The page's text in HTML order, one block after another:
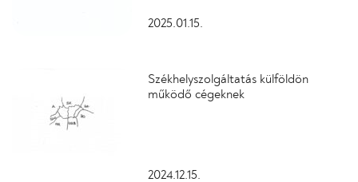
2025.01.15.
Székhelyszolgáltatás külföldön
működő cégeknek
2024.12.15.